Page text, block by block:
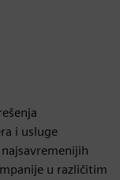
i usluge
u različitim